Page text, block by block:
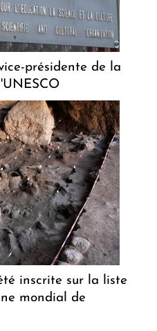
présidente de la
inscrite sur la liste
mondial de